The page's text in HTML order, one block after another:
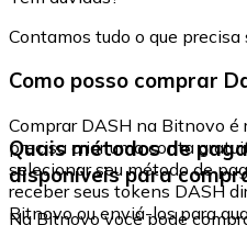
Contamos tudo o que precisa
Como posso comprar
Comprar DASH na Bitnovo é
precisa criar uma conta
selecionar seu método de
receber seus tokens DASH
Bitnovo ou enviá-los para
Quais métodos de
disponíveis para
Na Bitnovo você pode